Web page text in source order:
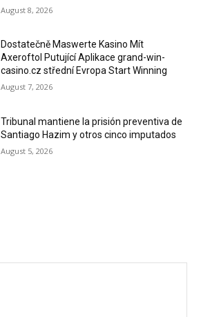
August 8, 2026
Dostatečně Maswerte Kasino Mít
Axeroftol Putující Aplikace grand-win-
casino.cz střední Evropa Start Winning
August 7, 2026
Tribunal mantiene la prisión preventiva de
Santiago Hazim y otros cinco imputados
August 5, 2026